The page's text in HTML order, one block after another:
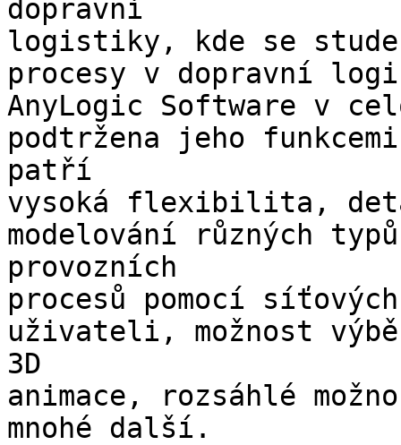
dopravní
logistiky, kde se
procesy v dopravní
AnyLogic Software v
podtržena jeho
patří
vysoká flexibilita,
modelování různých
provozních
procesů pomocí
uživateli, možnost
3D
animace, rozsáhlé
mnohé další.